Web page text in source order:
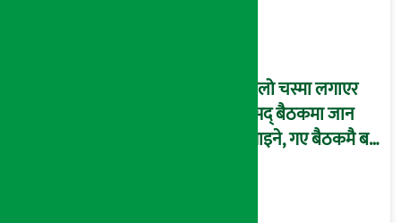
कालो चस्मा लगाएर
संसद् बैठकमा जान
नपाइने, गए बैठकमै बस्न